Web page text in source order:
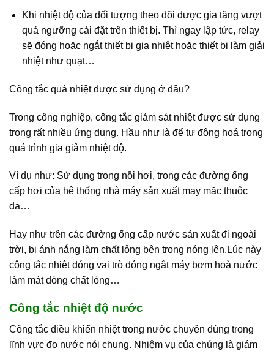
Khi nhiệt độ của đối tượng theo dõi được gia tăng vượt
quá ngưỡng cài đặt trên thiết bị. Thì ngay lập tức, relay
sẽ đóng hoặc ngắt thiết bị gia nhiệt hoặc thiết bị làm giải
nhiệt như quạt…
Công tắc quá nhiệt được sử dụng ở đâu?
Trong công nghiệp, công tắc giám sát nhiệt được sử dụng
trong rất nhiều ứng dụng. Hầu như là để tự động hoá trong
quá trình gia giảm nhiệt độ.
Ví dụ như: Sử dụng trong nồi hơi, trong các đường ống
cấp hơi của hệ thống nhà máy sản xuất may mặc thuộc
da…
Hay như trên các đường ống cấp nước sản xuất đi ngoài
trời, bị ánh nắng làm chất lỏng bên trong nóng lên.Lúc này
công tắc nhiệt đóng vai trò đóng ngắt máy bơm hoà nước
làm mát dòng chất lỏng…
Công tắc nhiệt độ nước
Công tắc điều khiển nhiệt trong nước chuyên dùng trong
lĩnh vực đo nước nói chung. Nhiệm vụ của chúng là giám